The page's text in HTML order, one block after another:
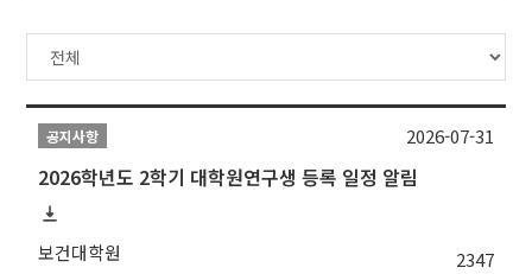
공지사항
2026학년도 2학기 대학원연구생 등록 일정 알림
보건대학원 2347
2026-07-31